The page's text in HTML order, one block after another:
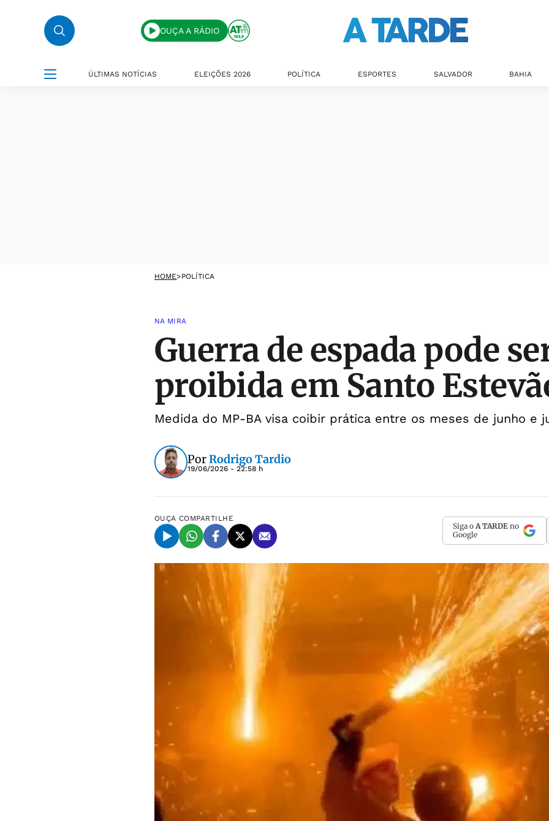
OUÇA A RÁDIO
ÚLTIMAS NOTÍCIAS ELEIÇÕES 2026 POLÍTICA ESPORTES SALVADOR BAHIA
HOME>POLÍTICA
NA MIRA
Guerra de espada pode
proibida em Santo
Medida do MP-BA visa coibir prática entre os meses de junho e
PorRodrigo Tardio
19/06/2026 - 22:58 h
OUÇA COMPARTILHE
Siga o A TARDE no
Google